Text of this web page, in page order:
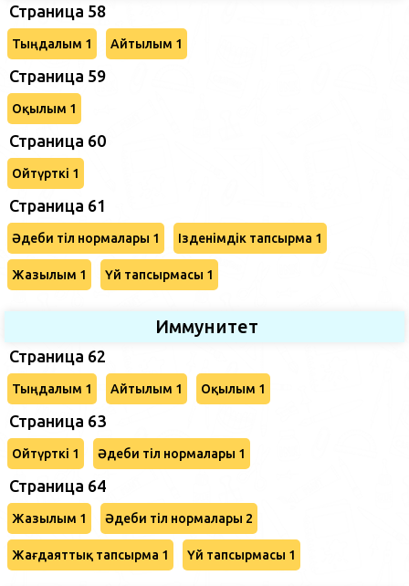
Страница 58
Тыңдалым 1 Айтылым 1
Страница 59
Оқылым 1
Страница 60
Ойтүрткі 1
Страница 61
Әдеби тіл нормалары 1 Ізденімдік тапсырма 1
Жазылым 1 Үй тапсырмасы 1
Иммунитет
Страница 62
Тыңдалым 1 Айтылым 1 Оқылым 1
Страница 63
Ойтүрткі 1 Әдеби тіл нормалары 1
Страница 64
Жазылым 1 Әдеби тіл нормалары 2
Жағдаяттық тапсырма 1 Үй тапсырмасы 1